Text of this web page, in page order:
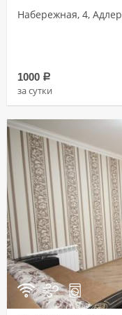
Набережная, 4, Адлер
1000 a
за сутки